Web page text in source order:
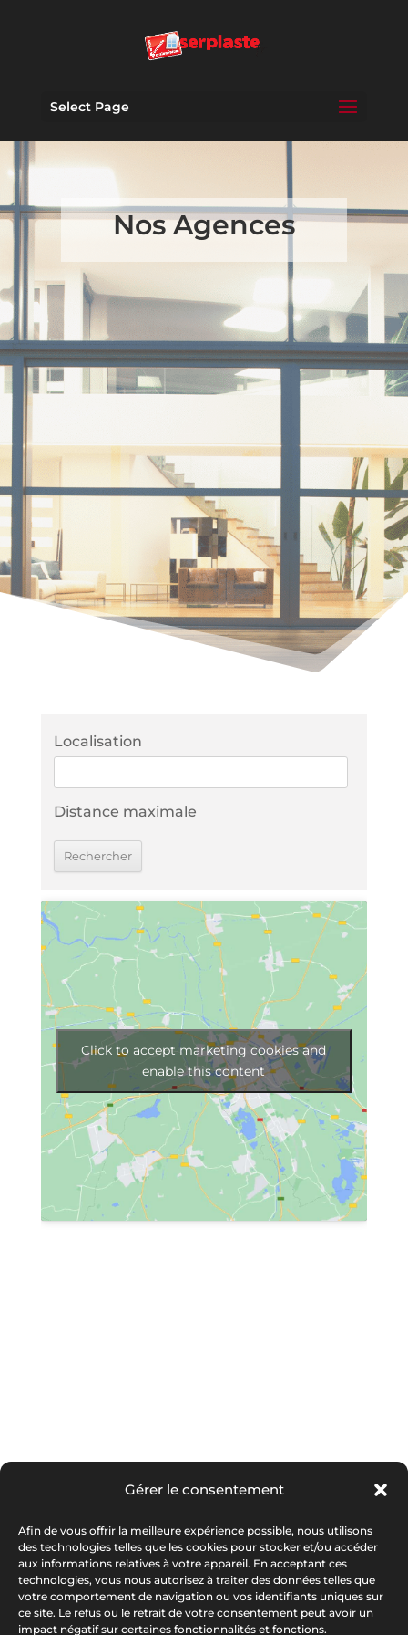
Gérer le consentement
Afin de vous offrir la meilleure expérience possible, nous utilisons
des technologies telles que les cookies pour stocker et/ou accéder
aux informations relatives à votre appareil. En acceptant ces
technologies, vous nous autorisez à traiter des données telles que
votre comportement de navigation ou vos identifiants uniques sur
ce site. Le refus ou le retrait de votre consentement peut avoir un
impact négatif sur certaines fonctionnalités et fonctions.
Select Page
Nos Agences
Localisation
Distance maximale
Click to accept marketing cookies and
enable this content